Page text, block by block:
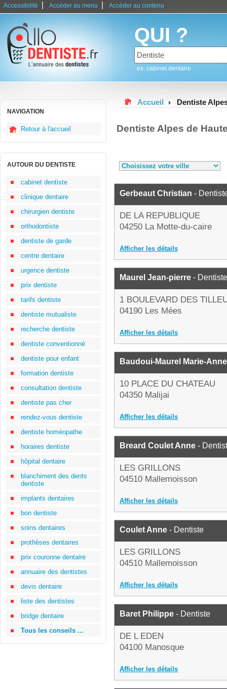
Accessibilité Accéder au menu Accéder au contenu
QUI ?
ex: cabinet dentaire
NAVIGATION
Retour à l'accueil
AUTOUR DU DENTISTE
cabinet dentiste
clinique dentaire
chirurgien dentiste
orthodontiste
dentiste de garde
centre dentaire
urgence dentiste
prix dentiste
tarifs dentiste
dentiste mutualiste
recherche dentiste
dentiste conventionné
dentiste pour enfant
formation dentiste
consultation dentiste
dentiste pas cher
rendez-vous dentiste
dentiste homéopathe
horaires dentiste
hôpital dentaire
blanchiment des dents
dentiste
implants dentaires
bon dentiste
soins dentaires
prothèses dentaires
prix couronne dentaire
annuaire des dentistes
devis dentaire
liste des dentistes
bridge dentaire
Tous les conseils ...
Accueil Dentiste
Dentiste Alpes de
Gerbeaut Christian -
DE LA REPUBLIQUE
04250 La Motte-du-caire
Afficher les détails
Maurel Jean-pierre - Dentiste
1 BOULEVARD DES
04190 Les Mées
Afficher les détails
Baudoui-Maurel Marie-Anne
10 PLACE DU CHATEAU
04350 Malijai
Afficher les détails
Breard Coulet Anne -
LES GRILLONS
04510 Mallemoisson
Afficher les détails
Coulet Anne - Dentiste
LES GRILLONS
04510 Mallemoisson
Afficher les détails
Baret Philippe - Dentiste
DE L EDEN
04100 Manosque
Afficher les détails